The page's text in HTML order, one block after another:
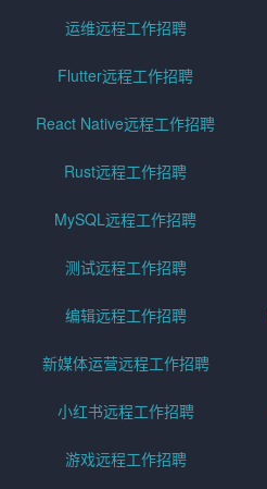
运维远程工作招聘
Flutter远程工作招聘
React Native远程工作招聘
Rust远程工作招聘
MySQL远程工作招聘
测试远程工作招聘
编辑远程工作招聘
新媒体运营远程工作招聘
小红书远程工作招聘
游戏远程工作招聘